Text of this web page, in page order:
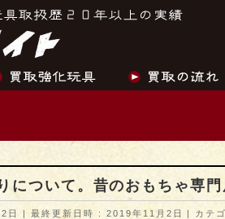
について。昔のおもちゃ専門
日 最終更新日時 : 2019年11月2日 カテ